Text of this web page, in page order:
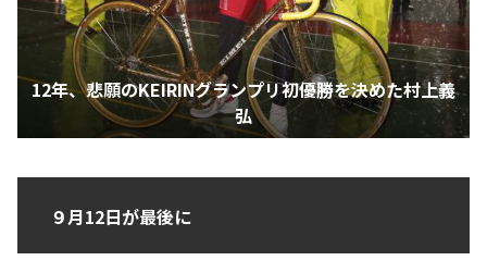
12年、悲願のKEIRINグランプリ初優勝を決めた村上義
弘
９月12日が最後に